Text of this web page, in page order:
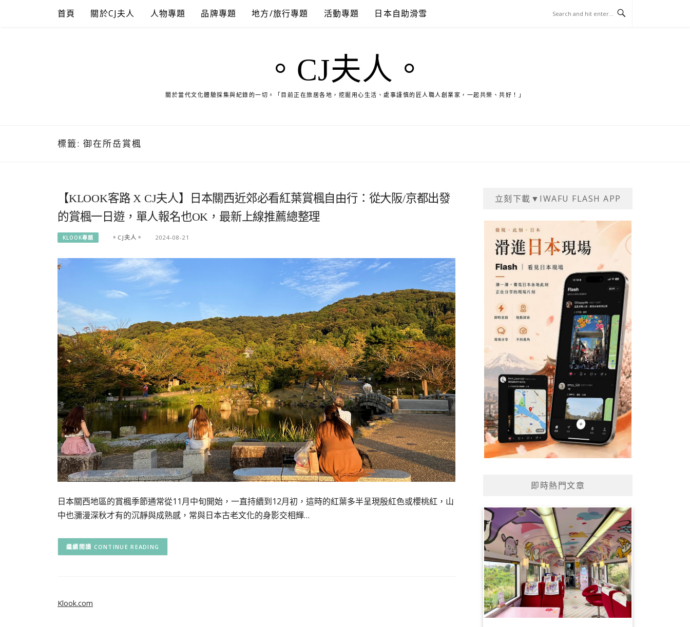
首頁 關於CJ夫人 人物專題 品牌專題 地方/旅行專題 活動專題 日本自助滑雪
。CJ夫人。
關於當代文化體驗採集與紀錄的一切。「目前正在旅居各地，挖掘用心生活、處事謹慎的匠人職人創業家，一起共榮、共好！」
標籤: 御在所岳賞楓
【KLOOK客路 X CJ夫人】日本關西近郊必看紅葉賞楓自由行：從大阪/京都出發
的賞楓一日遊，單人報名也OK，最新上線推薦總整理
KLOOK專題 。CJ夫人。 2024-08-21
日本關西地區的賞楓季節通常從11月中旬開始，一直持續到12月初，這時的紅葉多半呈現殷紅色或櫻桃紅，山
中也瀰漫深秋才有的沉靜與成熟感，常與日本古老文化的身影交相輝…
CONTINUE READING
立刻下載▼IWAFU FLASH APP
即時熱門文章
Klook.com